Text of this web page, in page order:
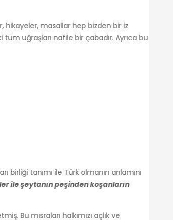
hikayeler, masallar hep bizden bir iz
uğraşları nafile bir çabadır. Ayrıca bu
birliği tanımı ile Türk olmanın anlamını
ile şeytanın peşinden koşanların
Bu mısraları halkımızı açlık ve